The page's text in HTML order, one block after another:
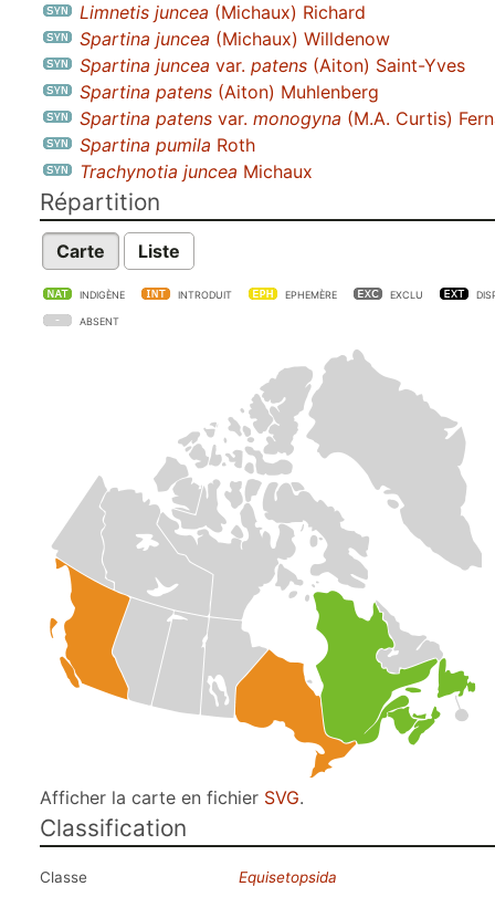
Limnetis juncea (Michaux) Richard
Spartina juncea (Michaux) Willdenow
Spartina juncea var. patens (Aiton) Saint-Yves
Spartina patens (Aiton) Muhlenberg
Spartina patens var. monogyna (M.A. Curtis)
Spartina pumila Roth
Trachynotia juncea Michaux
Répartition
Carte Liste
INDIGÈNE INTRODUIT EPHEMÈRE EXCLU
ABSENT
Afficher la carte en fichier SVG.
Classification
Classe
Equisetopsida